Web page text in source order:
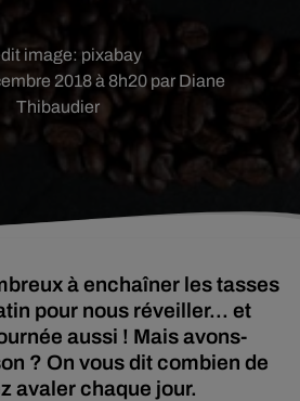
2018 à 8h20 par Diane
Thibaudier
image: pixabay
à enchaîner les tasses
pour nous réveiller... et
aussi ! Mais avons-
? On vous dit combien de
avaler chaque jour.